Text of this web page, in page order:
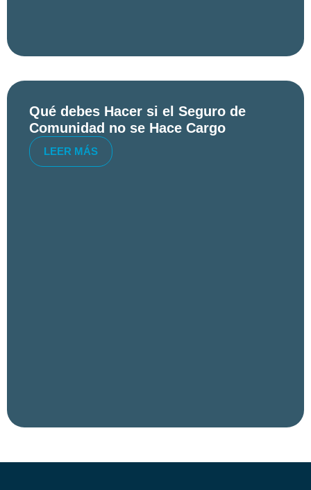
Qué debes Hacer si el Seguro de
Comunidad no se Hace Cargo
LEER MÁS